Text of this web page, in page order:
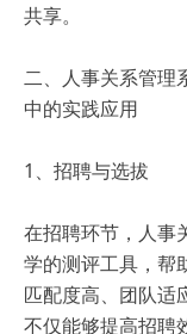
共享。
二、人事关系管理
中的实践应用
1、招聘与选拔
在招聘环节，人事
学的测评工具，帮
匹配度高、团队适
不仅能够提高招聘